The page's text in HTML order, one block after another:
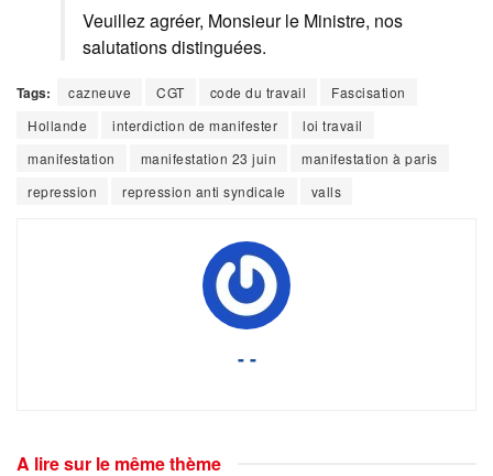
Veuillez agréer, Monsieur le Ministre, nos
salutations distinguées.
Tags: cazneuve CGT code du travail
Fascisation
Hollande
interdiction de manifester
loi travail
manifestation
manifestation 23 juin
manifestation à paris
repression
repression anti syndicale valls
- -
A lire sur le même thème